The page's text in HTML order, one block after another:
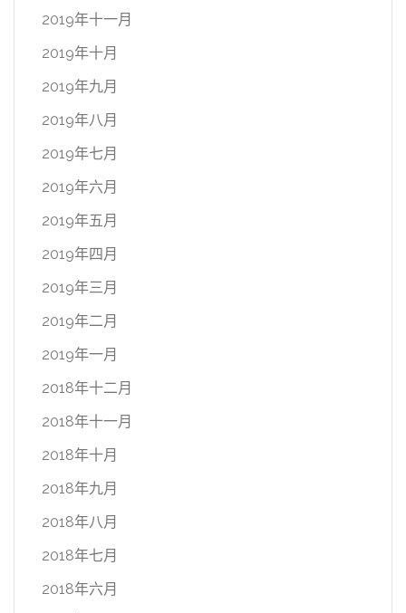
2019年十一月
2019年十月
2019年九月
2019年八月
2019年七月
2019年六月
2019年五月
2019年四月
2019年三月
2019年二月
2019年一月
2018年十二月
2018年十一月
2018年十月
2018年九月
2018年八月
2018年七月
2018年六月